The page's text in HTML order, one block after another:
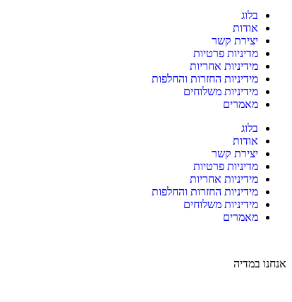
בלוג
אודות
יצירת קשר
מדיניות פרטיות
מידיניות אחריות
מידיניות החזרות והחלפות
מידיניות משלוחים
מאמרים
בלוג
אודות
יצירת קשר
מדיניות פרטיות
מידיניות אחריות
מידיניות החזרות והחלפות
מידיניות משלוחים
מאמרים
אנחנו במדיה